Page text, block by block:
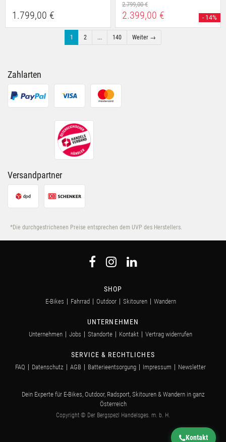
1.799,00 €
2.799,00 €
2.399,00 € - 14%
1 2 ... 140 Weiter →
Zahlarten
Versandpartner
*Die durchgestrichenen Preise entsprechen dem UVP des Herstellers.
SHOP
E-Bikes Fahrrad Outdoor Skitouren Wandern
UNTERNEHMEN
Unternehmen Jobs Standorte Kontakt Vertrag widerrufen
SERVICE & RECHTLICHES
FAQ Datenschutz AGB Batterieentsorgung Impressum Newsletter
Dein Experte für E-Bikes, Outdoor, Radsport, Skitouren & Wandern in ganz
Österreich
Copyright © Der Bergspezl Handelsges. m. b. H.
Kontakt